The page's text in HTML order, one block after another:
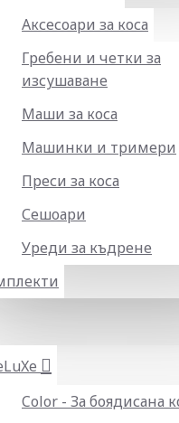
Аксесоари за коса
Гребени и четки за
изсушаване
Маши за коса
Машинки и тримери
Преси за коса
Сешоари
Уреди за къдрене
Color - За боядисана